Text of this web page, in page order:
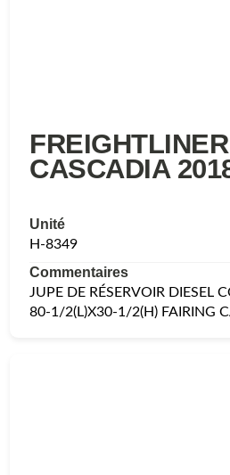
FREIGHTLINER
CASCADIA
Unité
H-8349
Commentaires
JUPE DE RÉSERVOIR DIESEL
80-1/2(L)X30-1/2(H) FAIRING